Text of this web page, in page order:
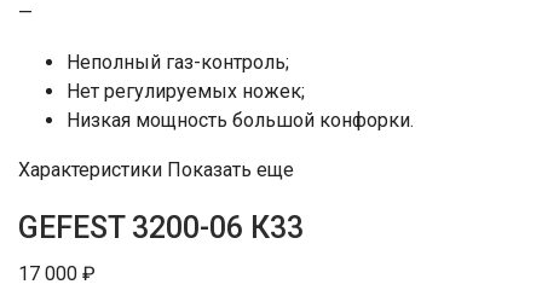
—
Неполный газ-контроль;
Нет регулируемых ножек;
Низкая мощность большой конфорки.
Характеристики Показать еще
GEFEST 3200-06 К33
17 000 ₽